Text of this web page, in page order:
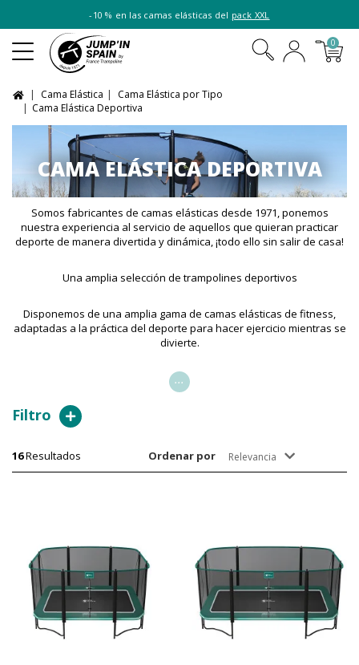
-10 % en las camas elásticas del pack XXL
0
Cama Elástica
Cama Elástica por Tipo
Cama Elástica Deportiva
CAMA ELÁSTICA DEPORTIVA
Somos fabricantes de camas elásticas desde 1971, ponemos
nuestra experiencia al servicio de aquellos que quieran practicar
deporte de manera divertida y dinámica, ¡todo ello sin salir de casa!
Una amplia selección de trampolines deportivos
Disponemos de una amplia gama de camas elásticas de fitness,
adaptadas a la práctica del deporte para hacer ejercicio mientras se
divierte.
...
Filtro
16Resultados Ordenar por Relevancia